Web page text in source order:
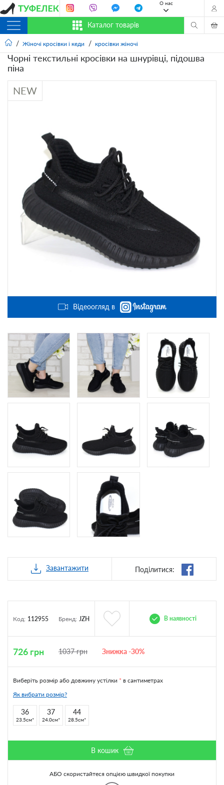
О нас
Каталог товарів
Жіночі кросівки і кеди кросівки жіночі
Чорні текстильні кросівки на шнурівці, підошва
піна
Відеоогляд в
Завантажити Поділитися:
Код: 112955 Бренд: JZH В наявності
726 грн 1037грн Знижка -30%
Виберіть розмір або довжину устілки * в сантиметрах
Як вибрати розмір?
36
23.5см
37
24.0см
44
28.5см
В кошик
АБО скористайтеся опцією швидкої покупки